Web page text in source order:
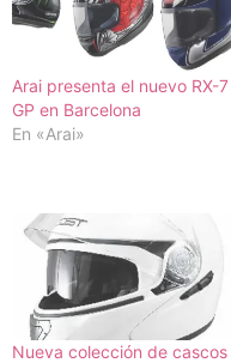
Arai presenta el nuevo RX-7
GP en Barcelona
En «Arai»
Nueva colección de cascos